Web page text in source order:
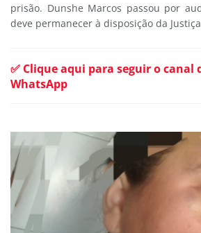
prisão. Dunshe Marcos passou por
deve permanecer à disposição da
✅ Clique aqui para seguir o canal
WhatsApp